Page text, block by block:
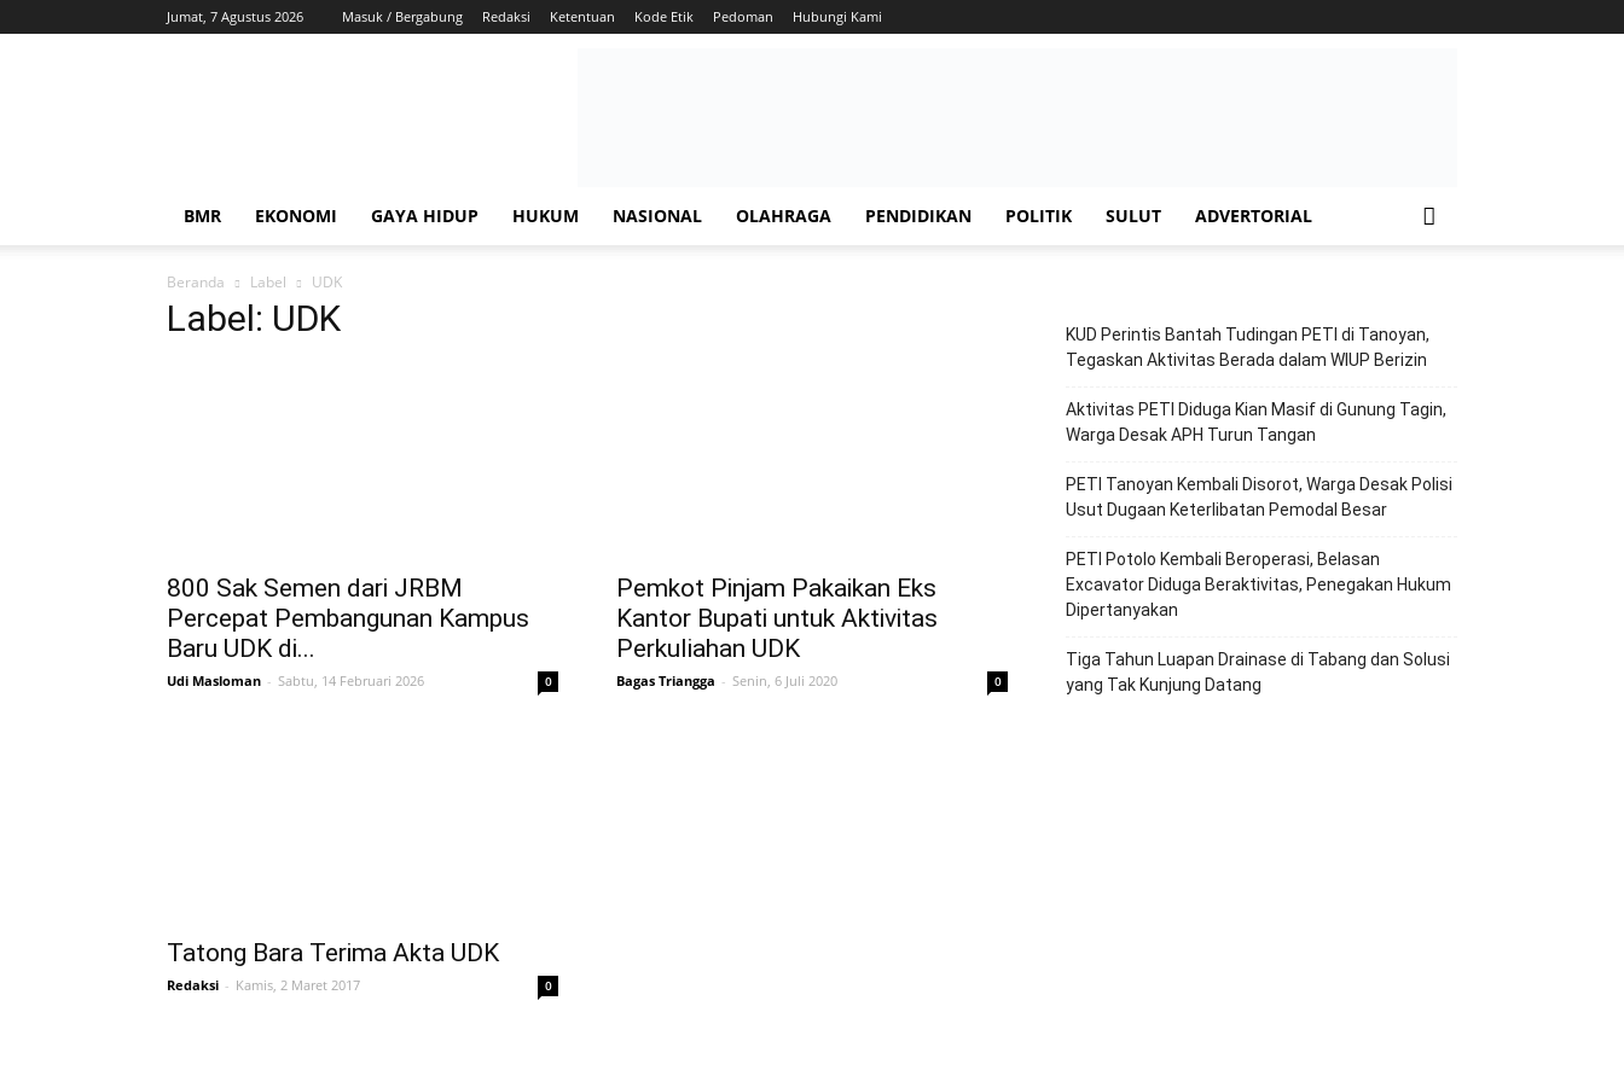
Jumat, 7 Agustus 2026 Masuk / Bergabung Redaksi Ketentuan Kode Etik Pedoman Hubungi Kami
BMR EKONOMI GAYA HIDUP HUKUM NASIONAL OLAHRAGA PENDIDIKAN POLITIK SULUT ADVERTORIAL
Beranda Label UDK
Label: UDK
800 Sak Semen dari JRBM
Percepat Pembangunan Kampus
Baru UDK di...
Udi Masloman - Sabtu, 14 Februari 2026 0
Pemkot Pinjam Pakaikan Eks
Kantor Bupati untuk Aktivitas
Perkuliahan UDK
Bagas Triangga - Senin, 6 Juli 2020 0
Tatong Bara Terima Akta UDK
Redaksi - Kamis, 2 Maret 2017 0
KUD Perintis Bantah Tudingan PETI di Tanoyan,
Tegaskan Aktivitas Berada dalam WIUP Berizin
Aktivitas PETI Diduga Kian Masif di Gunung Tagin,
Warga Desak APH Turun Tangan
PETI Tanoyan Kembali Disorot, Warga Desak Polisi
Usut Dugaan Keterlibatan Pemodal Besar
PETI Potolo Kembali Beroperasi, Belasan
Excavator Diduga Beraktivitas, Penegakan Hukum
Dipertanyakan
Tiga Tahun Luapan Drainase di Tabang dan Solusi
yang Tak Kunjung Datang